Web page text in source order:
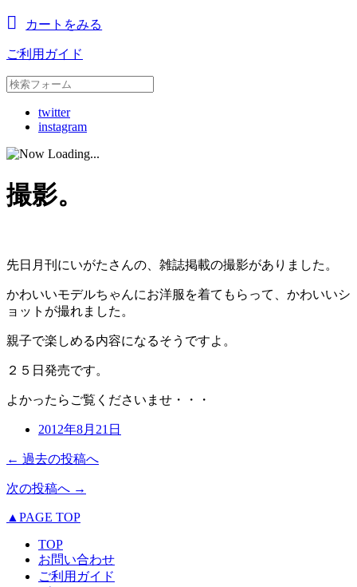
カートをみる
ご利用ガイド
twitter
instagram
撮影。
先日月刊にいがたさんの、雑誌掲載の撮影がありました。
かわいいモデルちゃんにお洋服を着てもらって、かわいいシ
ョットが撮れました。
親子で楽しめる内容になるそうですよ。
２５日発売です。
よかったらご覧くださいませ・・・
2012年8月21日
← 過去の投稿へ
次の投稿へ →
▲PAGE TOP
TOP
お問い合わせ
ご利用ガイド